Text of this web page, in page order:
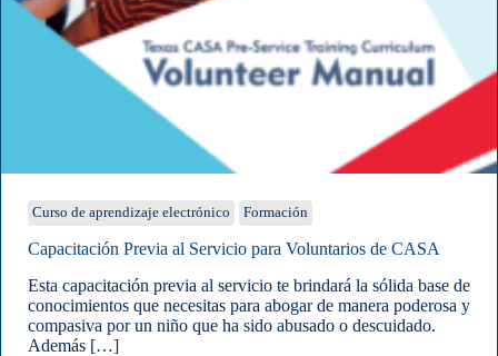
Curso de aprendizaje electrónico Formación
Capacitación Previa al Servicio para Voluntarios de CASA
Esta capacitación previa al servicio te brindará la sólida base de
conocimientos que necesitas para abogar de manera poderosa y
compasiva por un niño que ha sido abusado o descuidado.
Además […]